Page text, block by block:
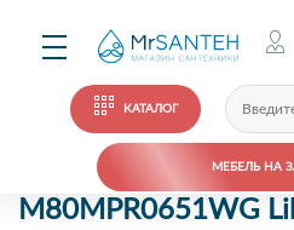
КАТАЛОГ
МЕБЕЛЬ НА
M80MPR0651WG